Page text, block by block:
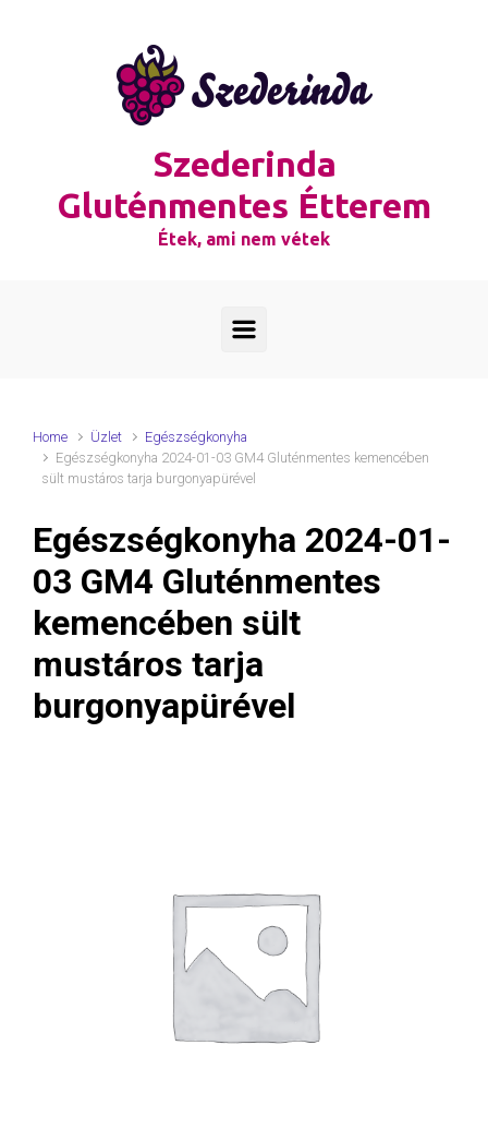
Szederinda
Gluténmentes Étterem
Étek, ami nem vétek
Home Üzlet
Egészségkonyha
Egészségkonyha 2024-01-03 GM4 Gluténmentes kemencében
sült mustáros tarja burgonyapürével
Egészségkonyha 2024-01-
03 GM4 Gluténmentes
kemencében sült
mustáros tarja
burgonyapürével